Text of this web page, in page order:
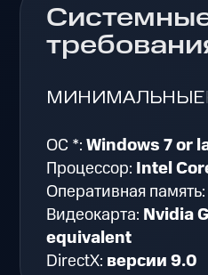
МИНИМАЛЬНЫЕ
ОС *:Windows 7 or
Процессор: Intel
Оперативная
Видеокарта: Nvidia
equivalent
DirectX: версии 9.0